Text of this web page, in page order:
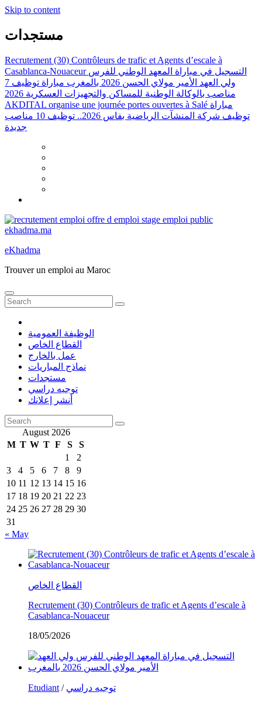
Skip to content
مستجدات
Recrutement (30) Contrôleurs de trafic et Agents d’escale à
Casablanca-Nouaceur التسجيل في مباراة المعهد الوطني للفرس
ولي العهد الأمير مولاي الحسن 2026 بالمغرب
مباراة توظيف 7
مناصب بالوكالة الوطنية للمساكن والتجهيزات العسكرية 2026
AKDITAL organise une journée portes ouvertes à Salé مباراة
توظيف شركة المنشآت الرياضية بفاس 2026.. توظيف 10 مناصب
جديدة
eKhadma
Trouver un emploi au Maroc
الوظيفة العمومية
القطاع الخاص
عمل بالخارج
نماذج المباريات
مستجدات
توجيه دراسي
أنشر إعلانك
August 2026
M T W T F S
S
1
2
3
4 5 6 7 8
9
10 11 12 13 14 15 16
17 18 19 20 21 22 23
24 25 26 27 28 29 30
31
« May
القطاع الخاص
Recrutement (30) Contrôleurs de trafic et Agents d’escale à
Casablanca-Nouaceur
18/05/2026
Etudiant / توجيه دراسي